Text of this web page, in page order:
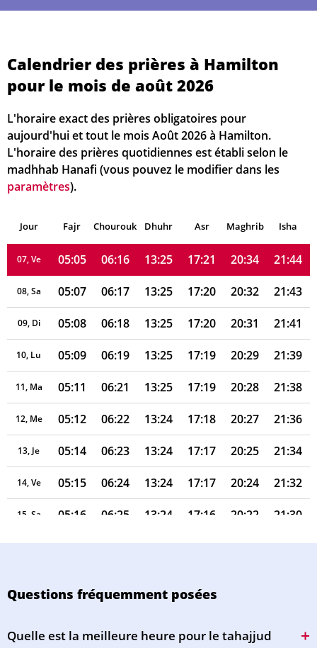
Calendrier des prières à Hamilton
pour le mois de août 2026
L'horaire exact des prières obligatoires pour
aujourd'hui et tout le mois Août 2026 à Hamilton.
L'horaire des prières quotidiennes est établi selon le
madhhab Hanafi (vous pouvez le modifier dans les
paramètres).
Jour Fajr Chourouk Dhuhr Asr Maghrib Isha
01, Sa 04:57 06:10 13:26 17:24 20:41 21:54
03, Lu 05:00 06:12 13:26 17:23 20:39
04, Ma 05:01 06:13 13:25 17:23 20:37 21:49
05:02
06, Je 05:04 06:15 13:25 17:22 20:35 21:46
07, Ve 05:05 06:16 13:25 17:21 20:34 21:44
08, Sa 05:07 06:17 13:25 17:20 20:32 21:43
09, Di 05:08 06:18 13:25 17:20 20:31 21:41
10, Lu 05:09 06:19 13:25 17:19 20:29 21:39
11, Ma 05:11 06:21 13:25 17:19 20:28 21:38
12, Me 05:12 06:22 13:24 17:18 20:27 21:36
13, Je 05:14 06:23 13:24 17:17 20:25 21:34
14, Ve 05:15 06:24 13:24 17:17 20:24 21:32
15, Sa 05:16 06:25 13:24 17:16 20:22 21:30
16, Di 05:18 06:26 13:24 17:15 20:21 21:29
19, Me 05:22 06:29 13:23 17:13 20:16
Questions fréquemment posées
Quelle est la meilleure heure pour le tahajjud